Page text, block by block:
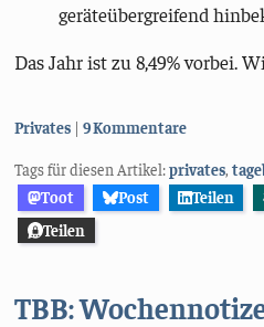
geräteübergreifend
Das Jahr ist zu 8,49% vorbei.
Kategorien:
Privates 9 Kommentare
Tags für diesen Artikel:privates,
Toot
Post Teilen
Teilen
TBB: